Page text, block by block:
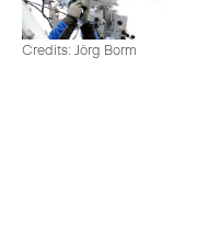
Credits: Jörg Borm